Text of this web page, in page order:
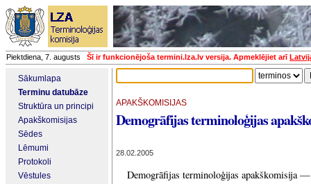
Piektdiena, 7. augusts Šī ir funkcionējoša termini.lza.lv versija. Apmeklējiet arī
Sākumlapa
Terminu datubāze
Struktūra un principi
Apakškomisijas
Sēdes
Lēmumi
Protokoli
Vēstules
APAKŠKOMISIJAS
Demogrāfijas terminoloģijas
28.02.2005
Demogrāfijas terminoloģijas apakškomisija